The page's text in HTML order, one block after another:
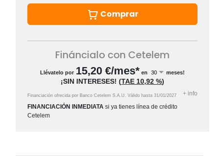
Comprar
Fináncialo con Cetelem
Llévatelo por 15,20 €/mes* en meses!
¡SIN INTERESES! (TAE 10,92 %)
Financiación ofrecida por Banco Cetelem S.A.U. Válido hasta 31/01/2027 + info
FINANCIACIÓN INMEDIATA si ya tienes línea de crédito
Cetelem